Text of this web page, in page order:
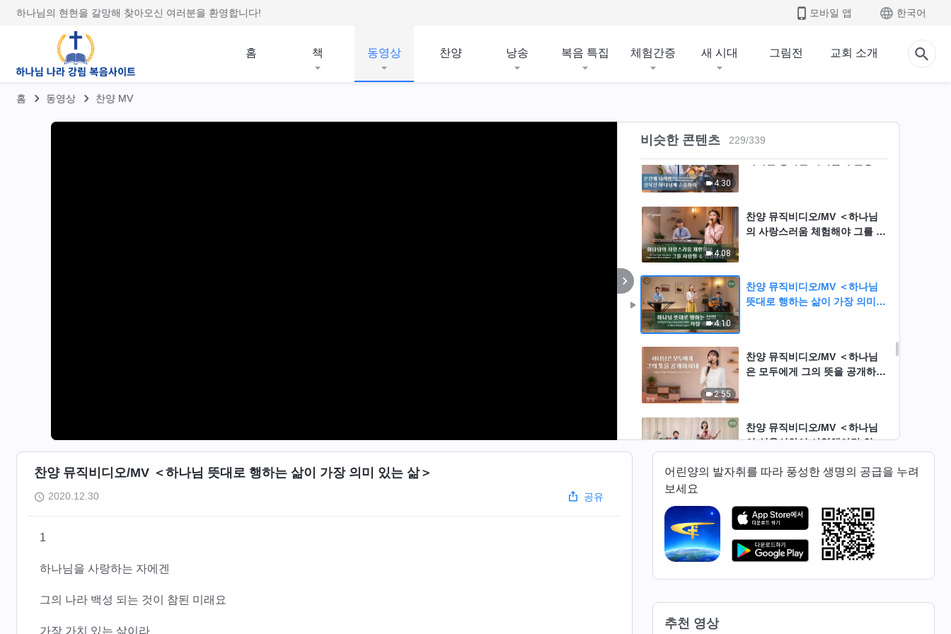
하나님의 현현을 갈망해 찾아오신 여러분을 환영합니다! 모바일 앱 한국어
홈 책 동영상 찬양 낭송 복음 특집 체험간증 새 시대 그림전 교회 소개
홈 동영상 찬양 MV
비슷한 콘텐츠 229/339
찬양 뮤직비디오/MV ＜성령 역
사에 순종해야 끝까지 따를 수
4:30
찬양 뮤직비디오/MV ＜온전케
되려면 성육신 하나님께 순종하
4:08
찬양 뮤직비디오/MV ＜하나님
의 사랑스러움 체험해야 그를 사
4:10
찬양 뮤직비디오/MV ＜하나님
뜻대로 행하는 삶이 가장 의미
2:55
찬양 뮤직비디오/MV ＜하나님
은 모두에게 그의 뜻을 공개하시
찬양 뮤직비디오/MV ＜하나님
이 성육신하여 사역해야만 인류
5:20
나님 아버지 뜻을 따르는 것이
그리스도의 본질＞(솔로 찬양)
5:19
령 역사 없이는 성품이 변화되지
찬양 뮤직비디오/MV ＜하나님 뜻대로 행하는 삶이 가장 의미 있는 삶＞
2020.12.30 공유
1
하나님을 사랑하는 자에겐
그의 나라 백성 되는 것이 참된 미래요
가장 가치 있는 삶이라
어린양의 발자취를 따라 풍성한 생명의 공급을 누려
보세요
추천 영상